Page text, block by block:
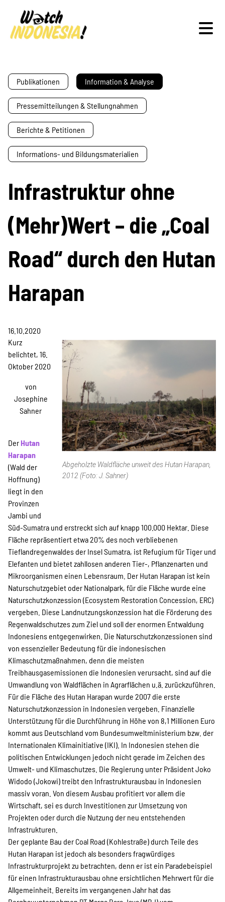
Schwerpunkte
Veranstaltungen
Publikationen
Information & Analyse
Pressemitteilungen &
Informations- und
Bildungsmaterialien
Projekte
Kampagne
Stellenangebote
Werde Mitglied
Newsletter abonnieren
SPENDEN
Über uns
Transparenz
Kontakt
english
Indonesian
Suche
Publikationen Information & Analyse
Pressemitteilungen & Stellungnahmen
Berichte & Petitionen
Informations- und Bildungsmaterialien
Infrastruktur ohne
(Mehr)Wert – die „Coal
Road“ durch den Hutan
Harapan
16.10.2020
Abgeholzte Waldfläche unweit des Hutan Harapan,
2012 (Foto: J. Sahner)
Kurz
belichtet, 16.
Oktober 2020
von
Josephine
Sahner
DerHutan
Harapan
(Wald der
Hoffnung)
liegt in den
Provinzen
Jambi und
Süd-Sumatra und erstreckt sich auf knapp 100.000 Hektar. Diese
Fläche repräsentiert etwa 20% des noch verbliebenen
Tieflandregenwaldes der Insel Sumatra, ist Refugium für Tiger und
Elefanten und bietet zahllosen anderen Tier-, Pflanzenarten und
Mikroorganismen einen Lebensraum. Der Hutan Harapan ist kein
Naturschutzgebiet oder Nationalpark, für die Fläche wurde eine
Naturschutzkonzession (Ecosystem Restoration Concession, ERC)
vergeben. Diese Landnutzungskonzession hat die Förderung des
Regenwaldschutzes zum Ziel und soll der enormen Entwaldung
Indonesiens entgegenwirken. Die Naturschutzkonzessionen sind
von essenzieller Bedeutung für die indonesischen
Klimaschutzmaßnahmen, denn die meisten
Treibhausgasemissionen die Indonesien verursacht, sind auf die
Umwandlung von Waldflächen in Agrarflächen u.ä. zurückzuführen.
Für die Fläche des Hutan Harapan wurde 2007 die erste
Naturschutzkonzession in Indonesien vergeben. Finanzielle
Unterstützung für die Durchführung in Höhe von 8,1 Millionen Euro
kommt aus Deutschland vom Bundesumweltministerium bzw. der
Internationalen Klimainitiative (IKI). In Indonesien stehen die
politischen Entwicklungen jedoch nicht gerade im Zeichen des
Umwelt- und Klimaschutzes. Die Regierung unter Präsident Joko
Widodo (Jokowi) treibt den Infrastrukturausbau in Indonesien
massiv voran. Von diesem Ausbau profitiert vor allem die
Wirtschaft, sei es durch Investitionen zur Umsetzung von
Projekten oder durch die Nutzung der neu entstehenden
Infrastrukturen.
Der geplante Bau der Coal Road (Kohlestraße) durch Teile des
Hutan Harapan ist jedoch als besonders fragwürdiges
Infrastrukturprojekt zu betrachten, denn er ist ein Paradebeispiel
für einen Infrastrukturausbau ohne ersichtlichen Mehrwert für die
Allgemeinheit. Bereits im vergangenen Jahr hat das